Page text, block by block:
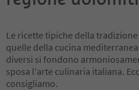
Le ricette tipiche della
quelle della cucina
diversi si fondono
sposa l'arte culinaria italiana.
consigliamo.